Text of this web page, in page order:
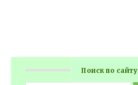
Поиск по сайту